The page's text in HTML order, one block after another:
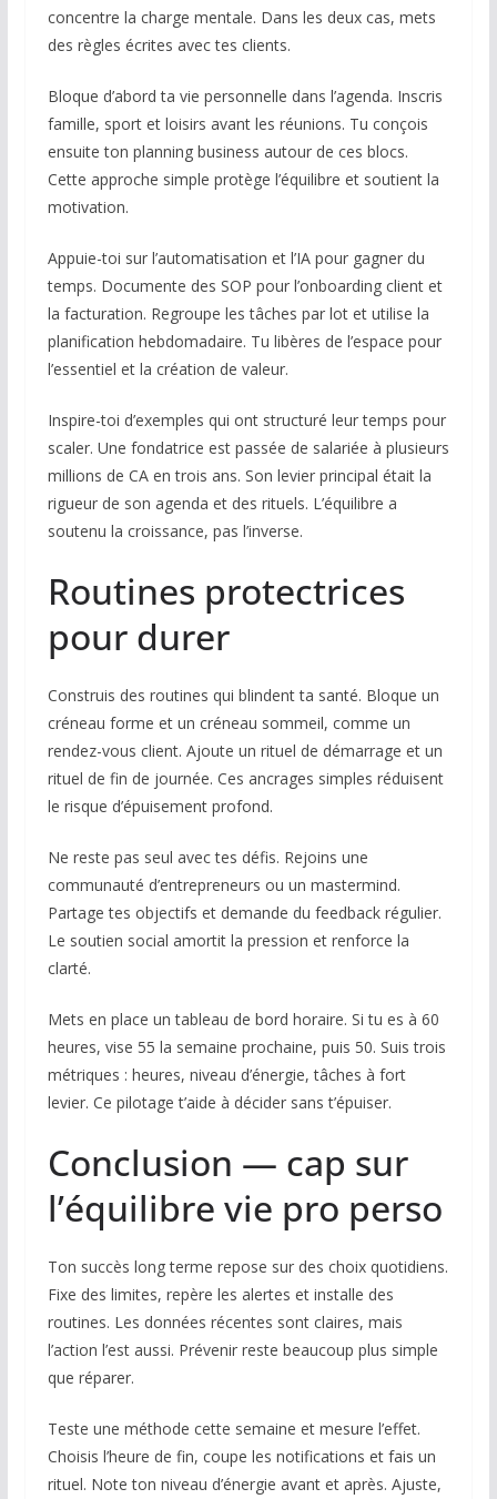
concentre la charge mentale. Dans les deux cas, mets
des règles écrites avec tes clients.
Bloque d’abord ta vie personnelle dans l’agenda. Inscris
famille, sport et loisirs avant les réunions. Tu conçois
ensuite ton planning business autour de ces blocs.
Cette approche simple protège l’équilibre et soutient la
motivation.
Appuie-toi sur l’automatisation et l’IA pour gagner du
temps. Documente des SOP pour l’onboarding client et
la facturation. Regroupe les tâches par lot et utilise la
planification hebdomadaire. Tu libères de l’espace pour
l’essentiel et la création de valeur.
Inspire-toi d’exemples qui ont structuré leur temps pour
scaler. Une fondatrice est passée de salariée à plusieurs
millions de CA en trois ans. Son levier principal était la
rigueur de son agenda et des rituels. L’équilibre a
soutenu la croissance, pas l’inverse.
Routines protectrices
pour durer
Construis des routines qui blindent ta santé. Bloque un
créneau forme et un créneau sommeil, comme un
rendez-vous client. Ajoute un rituel de démarrage et un
rituel de fin de journée. Ces ancrages simples réduisent
le risque d’épuisement profond.
Ne reste pas seul avec tes défis. Rejoins une
communauté d’entrepreneurs ou un mastermind.
Partage tes objectifs et demande du feedback régulier.
Le soutien social amortit la pression et renforce la
clarté.
Mets en place un tableau de bord horaire. Si tu es à 60
heures, vise 55 la semaine prochaine, puis 50. Suis trois
métriques : heures, niveau d’énergie, tâches à fort
levier. Ce pilotage t’aide à décider sans t’épuiser.
Conclusion — cap sur
l’équilibre vie pro perso
Ton succès long terme repose sur des choix quotidiens.
Fixe des limites, repère les alertes et installe des
routines. Les données récentes sont claires, mais
l’action l’est aussi. Prévenir reste beaucoup plus simple
que réparer.
Teste une méthode cette semaine et mesure l’effet.
Choisis l’heure de fin, coupe les notifications et fais un
rituel. Note ton niveau d’énergie avant et après. Ajuste,